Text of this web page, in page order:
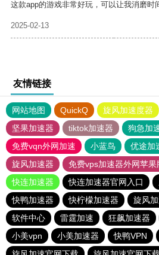
这款app的游戏非常好玩，可以让我消磨时
2025-02-13
友情链接
网站地图 QuickQ 旋风加速度器
坚果加速器
tiktok加速器
狗急加
免费vqn外网加速
小蓝鸟 优途加
旋风加速器
免费vps加速器外网苹果
快连加速器
快连加速器官网入口
快鸭加速器
快柠檬加速器 旋风
软件中心
雷霆加速 狂飙加速器
小美vpn
小美加速器 快鸭VPN